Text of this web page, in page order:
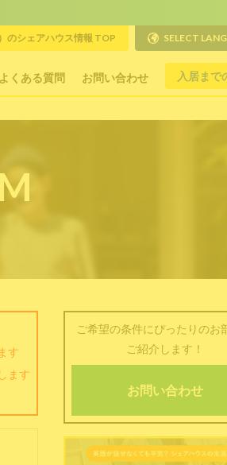
くある質問 お問い合わせ 入居まで
のシェアハウス情報 TOP SELECT
す
ます
ご希望の条件にぴったりのお
ご紹介します！
お問い合わせ